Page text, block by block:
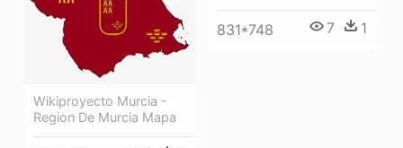
831*748 7 1
Wikiproyecto Murcia -
Region De Murcia Mapa